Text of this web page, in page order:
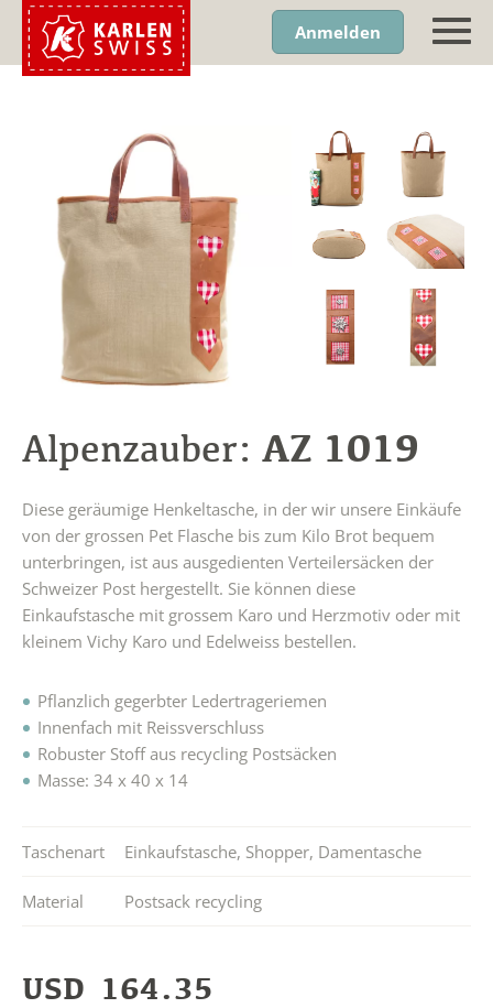
Anmelden
Alpenzauber: AZ 1019
Diese geräumige Henkeltasche, in der wir unsere Einkäufe
von der grossen Pet Flasche bis zum Kilo Brot bequem
unterbringen, ist aus ausgedienten Verteilersäcken der
Schweizer Post hergestellt. Sie können diese
Einkaufstasche mit grossem Karo und Herzmotiv oder mit
kleinem Vichy Karo und Edelweiss bestellen.
Pflanzlich gegerbter Ledertrageriemen
Innenfach mit Reissverschluss
Robuster Stoff aus recycling Postsäcken
Masse: 34 x 40 x 14
Taschenart Einkaufstasche, Shopper, Damentasche
Material Postsack recycling
USD 164.35